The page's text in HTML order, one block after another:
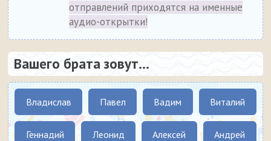
отправлений приходятся на именные
аудио-открытки!
Вашего брата зовут...
Владислав Павел Вадим Виталий
Геннадий Леонид Алексей Андрей